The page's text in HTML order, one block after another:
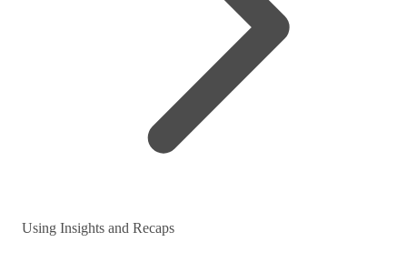
Using Insights and Recaps